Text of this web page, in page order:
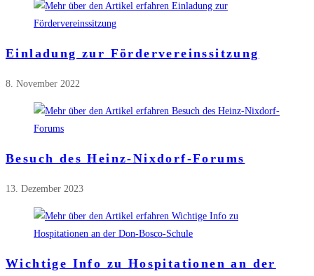
Einladung zur Fördervereinssitzung
8. November 2022
Besuch des Heinz-Nixdorf-Forums
13. Dezember 2023
Wichtige Info zu Hospitationen an der